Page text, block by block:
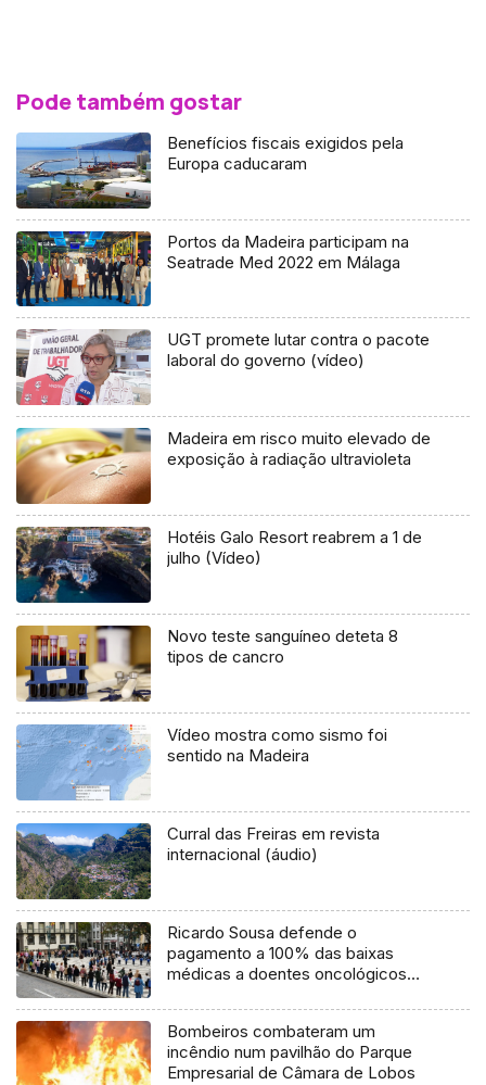
Pode também gostar
Benefícios fiscais exigidos pela
Europa caducaram
Portos da Madeira participam na
Seatrade Med 2022 em Málaga
UGT promete lutar contra o pacote
laboral do governo (vídeo)
Madeira em risco muito elevado de
exposição à radiação ultravioleta
Hotéis Galo Resort reabrem a 1 de
julho (Vídeo)
Novo teste sanguíneo deteta 8
tipos de cancro
Vídeo mostra como sismo foi
sentido na Madeira
Curral das Freiras em revista
internacional (áudio)
Ricardo Sousa defende o
pagamento a 100% das baixas
médicas a doentes oncológicos
Bombeiros combateram um
incêndio num pavilhão do Parque
Empresarial de Câmara de Lobos